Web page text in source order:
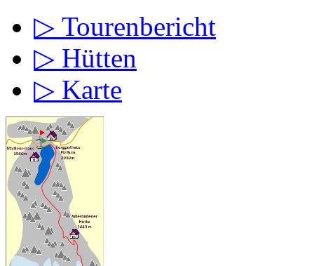
▷ Tourenbericht
▷ Hütten
▷ Karte